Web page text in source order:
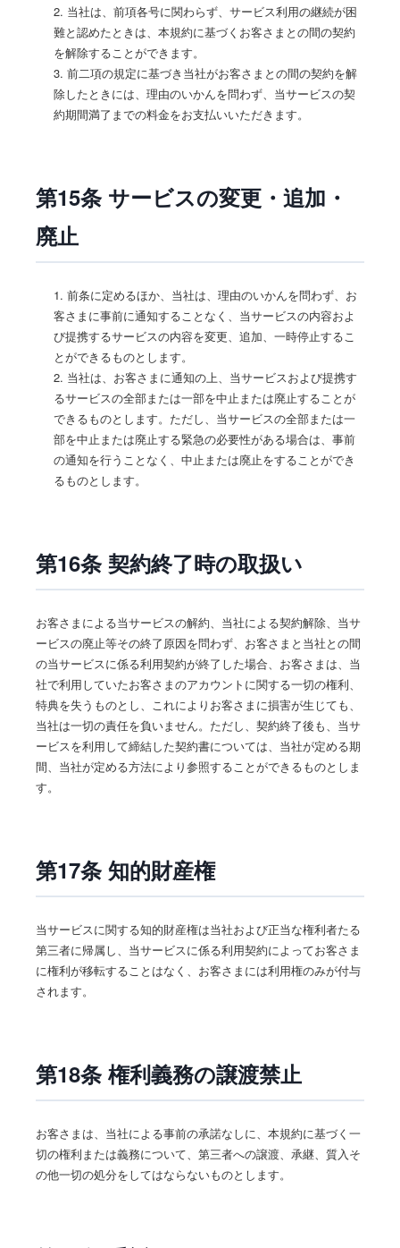
2. 当社は、前項各号に関わらず、サービス利用の継続が困
難と認めたときは、本規約に基づくお客さまとの間の契約
を解除することができます。
3. 前二項の規定に基づき当社がお客さまとの間の契約を解
除したときには、理由のいかんを問わず、当サービスの契
約期間満了までの料金をお支払いいただきます。
第15条 サービスの変更・追加・
廃止
1. 前条に定めるほか、当社は、理由のいかんを問わず、お
客さまに事前に通知することなく、当サービスの内容およ
び提携するサービスの内容を変更、追加、一時停止するこ
とができるものとします。
2. 当社は、お客さまに通知の上、当サービスおよび提携す
るサービスの全部または一部を中止または廃止することが
できるものとします。ただし、当サービスの全部または一
部を中止または廃止する緊急の必要性がある場合は、事前
の通知を行うことなく、中止または廃止をすることができ
るものとします。
第16条 契約終了時の取扱い
お客さまによる当サービスの解約、当社による契約解除、当サ
ービスの廃止等その終了原因を問わず、お客さまと当社との間
の当サービスに係る利用契約が終了した場合、お客さまは、当
社で利用していたお客さまのアカウントに関する一切の権利、
特典を失うものとし、これによりお客さまに損害が生じても、
当社は一切の責任を負いません。ただし、契約終了後も、当サ
ービスを利用して締結した契約書については、当社が定める期
間、当社が定める方法により参照することができるものとしま
す。
第17条 知的財産権
当サービスに関する知的財産権は当社および正当な権利者たる
第三者に帰属し、当サービスに係る利用契約によってお客さま
に権利が移転することはなく、お客さまには利用権のみが付与
されます。
第18条 権利義務の譲渡禁止
お客さまは、当社による事前の承諾なしに、本規約に基づく一
切の権利または義務について、第三者への譲渡、承継、質入そ
の他一切の処分をしてはならないものとします。